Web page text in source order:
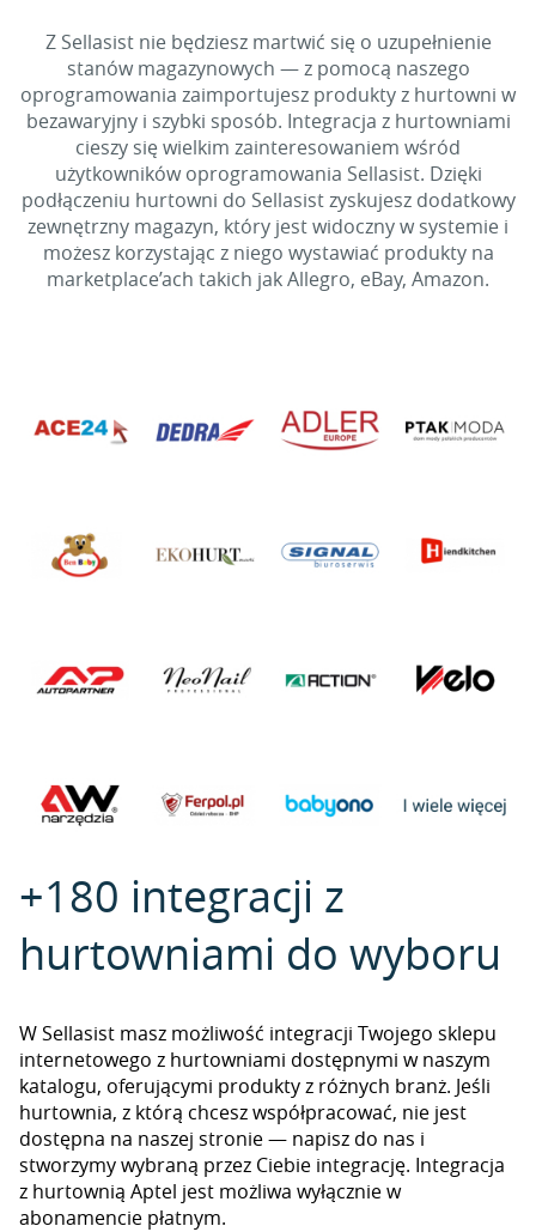
Z Sellasist nie będziesz martwić się o uzupełnienie
stanów magazynowych — z pomocą naszego
oprogramowania zaimportujesz produkty z hurtowni w
bezawaryjny i szybki sposób. Integracja z hurtowniami
cieszy się wielkim zainteresowaniem wśród
użytkowników oprogramowania Sellasist. Dzięki
podłączeniu hurtowni do Sellasist zyskujesz dodatkowy
zewnętrzny magazyn, który jest widoczny w systemie i
możesz korzystając z niego wystawiać produkty na
marketplace’ach takich jak Allegro, eBay, Amazon.
+180 integracji z
hurtowniami do wyboru
W Sellasist masz możliwość integracji Twojego sklepu
internetowego z hurtowniami dostępnymi w naszym
katalogu, oferującymi produkty z różnych branż. Jeśli
hurtownia, z którą chcesz współpracować, nie jest
dostępna na naszej stronie — napisz do nas i
stworzymy wybraną przez Ciebie integrację. Integracja
z hurtownią Aptel jest możliwa wyłącznie w
abonamencie płatnym.